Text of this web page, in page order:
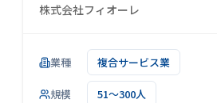
株式会社フィオーレ
業種 複合サービス業
規模 51～300人